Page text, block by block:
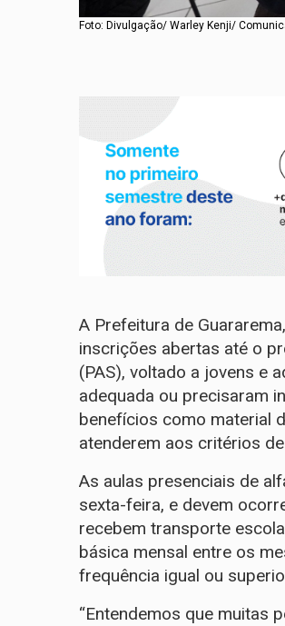
Foto: Divulgação/ Warley Kenji/
A Prefeitura de
inscrições abertas até o
(PAS), voltado a jovens e
adequada ou precisaram
benefícios como material
atenderem aos critérios
As aulas presenciais de
sexta-feira, e devem
recebem transporte
básica mensal entre os
frequência igual ou
“Entendemos que muitas